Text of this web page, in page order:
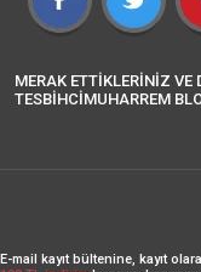
MERAK ETTİKLERİNİZ
TESBİHCİMUHARREM
E-mail kayıt bültenine, kayıt